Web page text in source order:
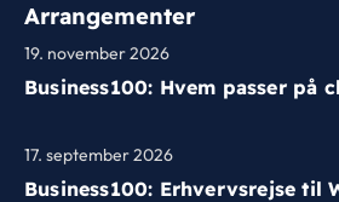
Arrangementer
19. november 2026
Business100: Hvem passer på
17. september 2026
Business100: Erhvervsrejse til